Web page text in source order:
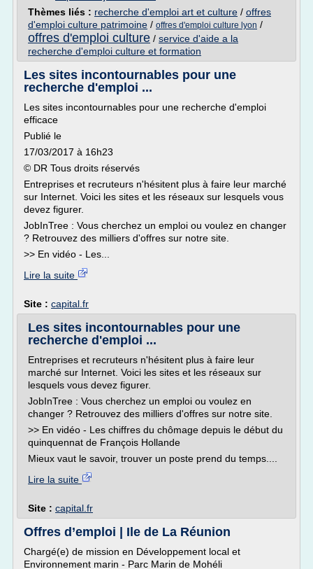
Thèmes liés : recherche d'emploi art et culture / offres
d'emploi culture patrimoine / offres d'emploi culture lyon /
offres d'emploi culture / service d'aide a la
recherche d'emploi culture et formation
Les sites incontournables pour une
recherche d'emploi ...
Les sites incontournables pour une recherche d'emploi
efficace
Publié le
17/03/2017 à 16h23
© DR Tous droits réservés
Entreprises et recruteurs n'hésitent plus à faire leur marché
sur Internet. Voici les sites et les réseaux sur lesquels vous
devez figurer.
JobInTree : Vous cherchez un emploi ou voulez en changer
? Retrouvez des milliers d'offres sur notre site.
>> En vidéo - Les...
Lire la suite
Site : capital.fr
Les sites incontournables pour une
recherche d'emploi ...
Entreprises et recruteurs n'hésitent plus à faire leur
marché sur Internet. Voici les sites et les réseaux sur
lesquels vous devez figurer.
JobInTree : Vous cherchez un emploi ou voulez en
changer ? Retrouvez des milliers d'offres sur notre site.
>> En vidéo - Les chiffres du chômage depuis le début du
quinquennat de François Hollande
Mieux vaut le savoir, trouver un poste prend du temps....
Lire la suite
Site : capital.fr
Offres d’emploi | Ile de La Réunion
Chargé(e) de mission en Développement local et
Environnement marin - Parc Marin de Mohéli